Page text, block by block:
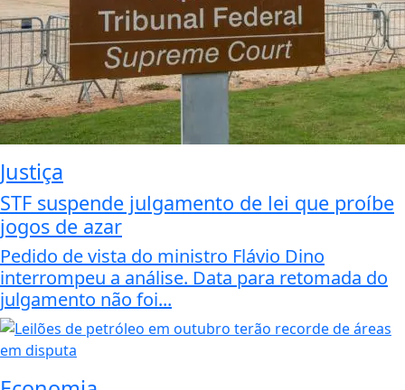
Justiça
STF suspende julgamento de lei que proíbe
jogos de azar
Pedido de vista do ministro Flávio Dino
interrompeu a análise. Data para retomada do
julgamento não foi...